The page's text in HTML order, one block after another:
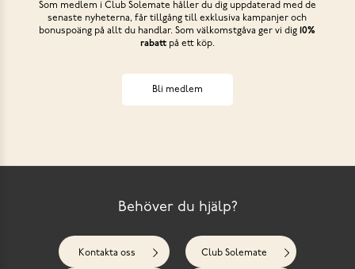
Som medlem i Club Solemate håller du dig uppdaterad med de
senaste nyheterna, får tillgång till exklusiva kampanjer och
bonuspoäng på allt du handlar. Som välkomstgåva ger vi dig 10%
rabattpå ett köp.
Bli medlem
Behöver du hjälp?
Kontakta oss Club Solemate